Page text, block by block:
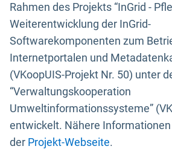
Rahmen des Projekts “InGrid -
Weiterentwicklung der InGrid-
Softwarekomponenten zum
Internetportalen und
(VKoopUIS-Projekt Nr. 50) unter
“Verwaltungskooperation
Umweltinformationssysteme”
entwickelt. Nähere
der Projekt-Webseite.